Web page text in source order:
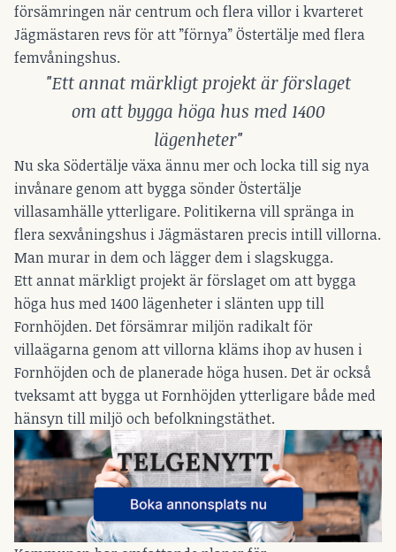
försämringen när centrum och flera villor i kvarteret
Jägmästaren revs för att ”förnya” Östertälje med flera
femvåningshus.
"Ett annat märkligt projekt är förslaget
om att bygga höga hus med 1400
lägenheter"
Nu ska Södertälje växa ännu mer och locka till sig nya
invånare genom att bygga sönder Östertälje
villasamhälle ytterligare. Politikerna vill spränga in
flera sexvåningshus i Jägmästaren precis intill villorna.
Man murar in dem och lägger dem i slagskugga.
Ett annat märkligt projekt är förslaget om att bygga
höga hus med 1400 lägenheter i slänten upp till
Fornhöjden. Det försämrar miljön radikalt för
villaägarna genom att villorna kläms ihop av husen i
Fornhöjden och de planerade höga husen. Det är också
tveksamt att bygga ut Fornhöjden ytterligare både med
hänsyn till miljö och befolkningstäthet.